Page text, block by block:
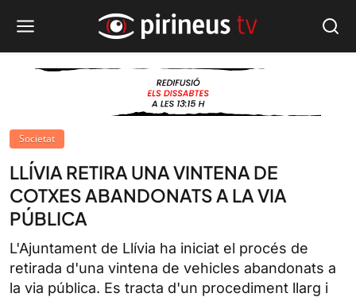
Societat
LLÍVIA RETIRA UNA VINTENA DE
COTXES ABANDONATS A LA VIA
PÚBLICA
L'Ajuntament de Llívia ha iniciat el procés de
retirada d'una vintena de vehicles abandonats a
la via pública. Es tracta d'un procediment llarg i